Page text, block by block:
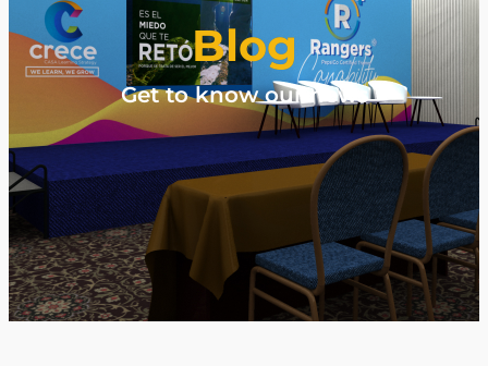
Blog
Get to know our news